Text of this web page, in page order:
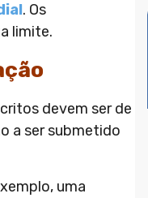
. Os
limite.
devem ser de
a ser submetido
uma